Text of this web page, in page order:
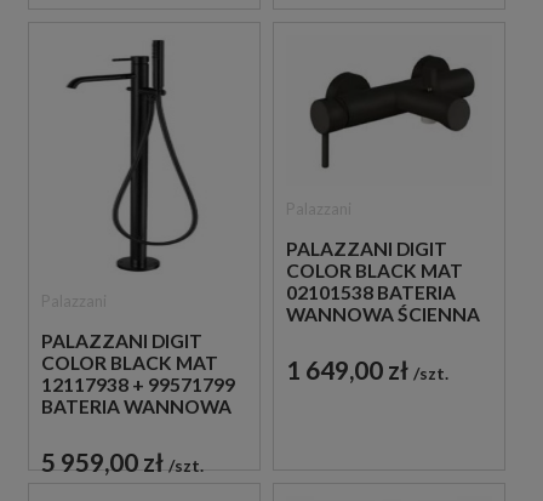
PALAZZANI DIGIT
COLOR BLACK MAT
12117938 + 99571799
BATERIA WANNOWA
CZARNA
5 959,00 zł szt.
PALAZZANI DIGIT
COLOR BLACK MAT
02101538 BATERIA
WANNOWA ŚCIENNA
CZARNA
1 649,00 zł szt.